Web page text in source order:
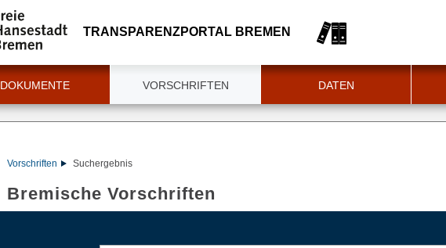
TRANSPARENZPORTAL BREMEN
DOKUMENTE VORSCHRIFTEN DATEN
Vorschriften Suchergebnis
Bremische Vorschriften